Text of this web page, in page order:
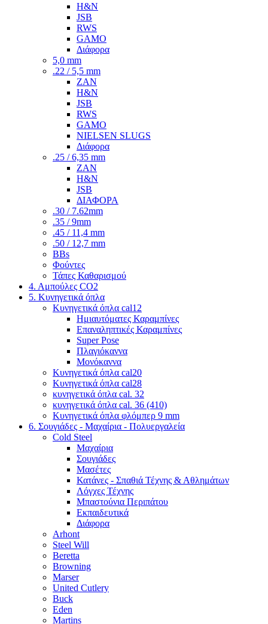
H&N
JSB
RWS
GAMO
Διάφορα
5,0 mm
.22 / 5,5 mm
ZAN
H&N
JSB
RWS
GAMO
NIELSEN SLUGS
Διάφορα
.25 / 6,35 mm
ZAN
H&N
JSB
ΔΙΑΦΟΡΑ
.30 / 7.62mm
.35 / 9mm
.45 / 11,4 mm
.50 / 12,7 mm
BBs
Φούντες
Τάπες Καθαρισμού
4. Αμπούλες CO2
5. Κυνηγετικά όπλα
Κυνηγετικά όπλα cal12
Ημιαυτόματες Καραμπίνες
Επαναληπτικές Καραμπίνες
Super Pose
Πλαγιόκαννα
Μονόκαννα
Κυνηγετικά όπλα cal20
Κυνηγετικά όπλα cal28
κυνηγετικά όπλα cal. 32
κυνηγετικά όπλα cal. 36 (410)
Κυνηγετικά όπλα φλόμπερ 9 mm
6. Σουγιάδες - Μαχαίρια - Πολυεργαλεία
Cold Steel
Μαχαίρια
Σουγιάδες
Μασέτες
Κατάνες - Σπαθιά Τέχνης & Αθλημάτων
Λόγχες Τέχνης
Μπαστούνια Περιπάτου
Εκπαιδευτικά
Διάφορα
Arhont
Steel Will
Beretta
Browning
Marser
United Cutlery
Buck
Eden
Martins